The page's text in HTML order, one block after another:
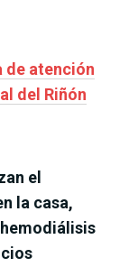
de atención
del Riñón
el
la casa,